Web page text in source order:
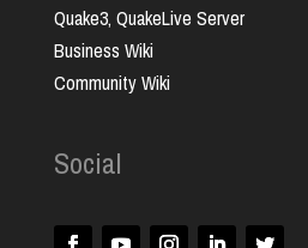
Quake3, QuakeLive Server
Business Wiki
Community Wiki
Social